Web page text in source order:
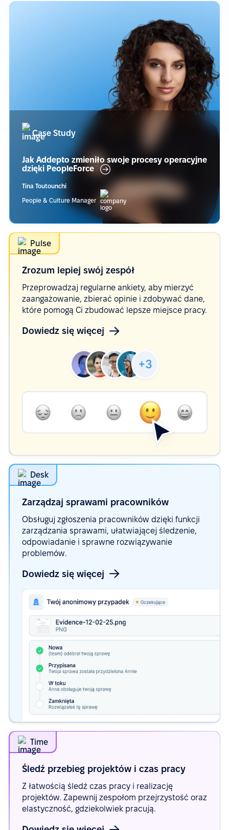
Case Study
Jak Addepto zmieniło swoje procesy operacyjne
dzięki PeopleForce
Tina Toutounchi
People & Culture Manager
Pulse
Zrozum lepiej swój zespół
Przeprowadzaj regularne ankiety, aby mierzyć
zaangażowanie, zbierać opinie i zdobywać dane,
które pomogą Ci zbudować lepsze miejsce pracy.
Dowiedz się więcej
Desk
Zarządzaj sprawami pracowników
Obsługuj zgłoszenia pracowników dzięki funkcji
zarządzania sprawami, ułatwiającej śledzenie,
odpowiadanie i sprawne rozwiązywanie
problemów.
Dowiedz się więcej
Time
Śledź przebieg projektów i czas pracy
Z łatwością śledź czas pracy i realizację
projektów. Zapewnij zespołom przejrzystość oraz
elastyczność, gdziekolwiek pracują.